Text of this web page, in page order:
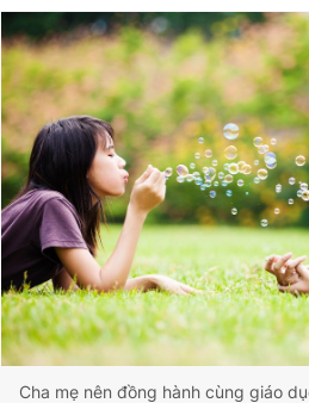
Cha mẹ nên đồng hành cùng giáo